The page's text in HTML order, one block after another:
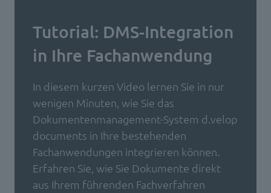
Tutorial: DMS-Integration
in Ihre Fachanwendung
In diesem kurzen Video lernen Sie in nur
wenigen Minuten, wie Sie das
Dokumentenmanagement-System d.velop
documents in Ihre bestehenden
Fachanwendungen integrieren können.
Erfahren Sie, wie Sie Dokumente direkt
aus Ihrem führenden Fachverfahren